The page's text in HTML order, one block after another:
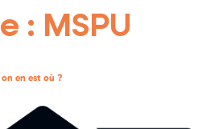
: MSPU
en est où ?